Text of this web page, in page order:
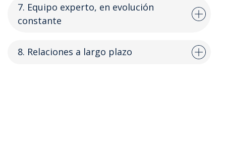
7. Equipo experto, en evolución
constante
8. Relaciones a largo plazo